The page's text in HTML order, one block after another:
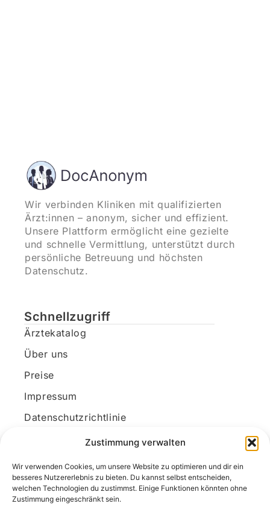
Zustimmung verwalten
Wir verwenden Cookies, um unsere Website zu optimieren und dir ein
besseres Nutzererlebnis zu bieten. Du kannst selbst entscheiden,
welchen Technologien du zustimmst. Einige Funktionen könnten ohne
Zustimmung eingeschränkt sein.
Wir verbinden Kliniken mit qualifizierten
Ärzt:innen – anonym, sicher und effizient.
Unsere Plattform ermöglicht eine gezielte
und schnelle Vermittlung, unterstützt durch
persönliche Betreuung und höchsten
Datenschutz.
Schnellzugriff
Ärztekatalog
Über uns
Preise
Impressum
Datenschutzrichtlinie
Kundenkonto
Unsere Kontaktdaten
E-Mail: kontakt@docanonym.com